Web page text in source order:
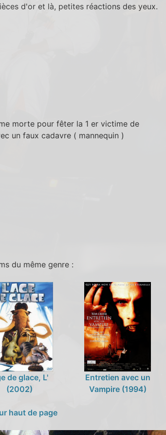
d'or et là, petites réactions des yeux.
morte pour fêter la 1 er victime de
un faux cadavre ( mannequin )
du même genre :
de glace, L'
(2002)
Entretien avec un
Vampire (1994)
haut de page